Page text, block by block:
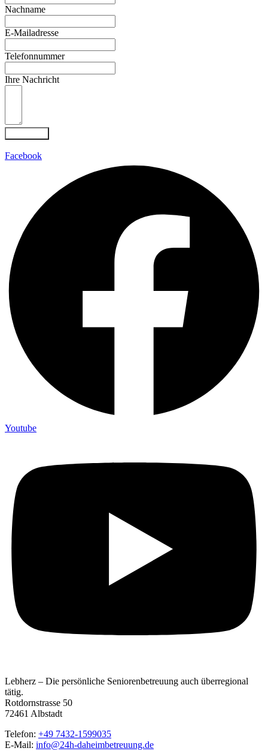
Nachname
E-Mailadresse
Telefonnummer
Ihre Nachricht
Facebook
Youtube
Lebherz – Die persönliche Seniorenbetreuung auch überregional
tätig.
Rotdornstrasse 50
72461 Albstadt
Telefon: +49 7432-1599035
E-Mail: info@24h-daheimbetreuung.de